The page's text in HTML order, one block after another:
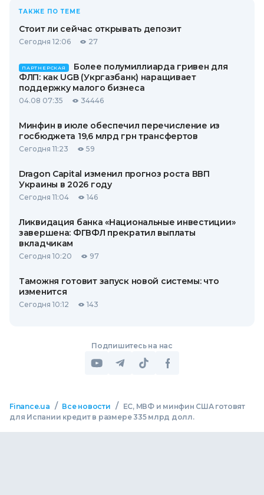
ТАКЖЕ ПО ТЕМЕ
Стоит ли сейчас открывать депозит
Сегодня 12:06 27
ПАРТНЕРСКАЯ
Более полумиллиарда гривен для
ФЛП: как UGB (Укргазбанк) наращивает
поддержку малого бизнеса
04.08 07:35 34446
Минфин в июле обеспечил перечисление из
госбюджета 19,6 млрд грн трансфертов
Сегодня 11:23 59
Dragon Capital изменил прогноз роста ВВП
Украины в 2026 году
Сегодня 11:04 146
Ликвидация банка «Национальные инвестиции»
завершена: ФГВФЛ прекратил выплаты
вкладчикам
Сегодня 10:20 97
Таможня готовит запуск новой системы: что
изменится
Сегодня 10:12 143
Подпишитесь на нас
Finance.ua / Все новости /
ЕС, МВФ и минфин США готовят
для Испании кредит в размере 335 млрд долл.